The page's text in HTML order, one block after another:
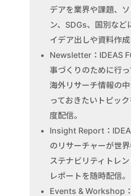
デアを業界や課題、
ン、SDGs、国別など
イデア出しや資料作成
Newsletter：IDEAS
事づくりのために行
海外リサーチ情報の
っておきたいトピッ
度配信。
Insight Report：
のリサーチャーが世
ステナビリティトレ
レポートを随時配信。
Events & Workshop